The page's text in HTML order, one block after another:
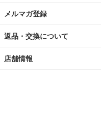
メルマガ登録
返品・交換について
店舗情報